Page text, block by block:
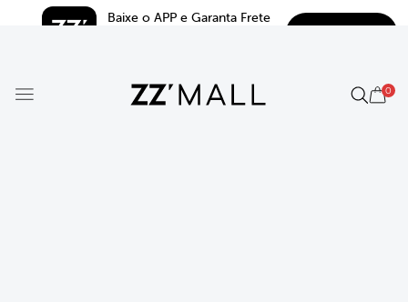
Baixe o APP e Garanta Frete
0